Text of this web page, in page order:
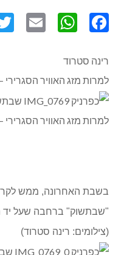
רינה סטרוד
למרות מזג האוויר
למרות מזג האוויר
בשבת האחרונה, ממש
"שבתשוק" ברחבה שעל יד
(צילומים: רינה סטרוד)